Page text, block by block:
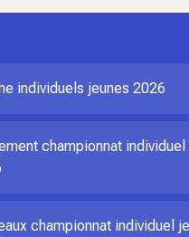
individuels jeunes 2026
championnat individuel
championnat individuel